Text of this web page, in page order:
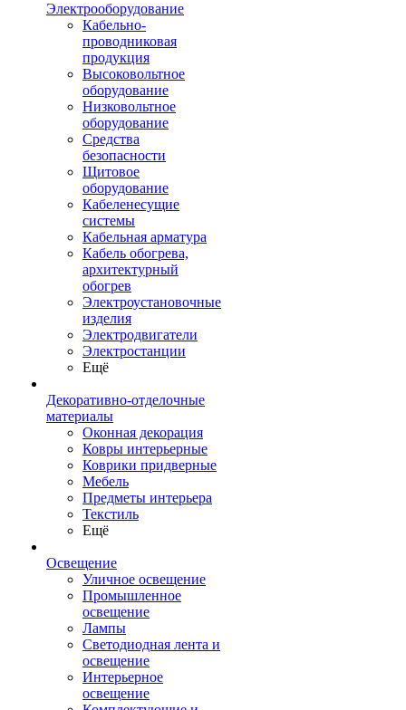
Электрооборудование
Кабельно-
проводниковая
продукция
Высоковольтное
оборудование
Низковольтное
оборудование
Средства
безопасности
Щитовое
оборудование
Кабеленесущие
системы
Кабельная арматура
Кабель обогрева,
архитектурный
обогрев
Электроустановочные
изделия
Электродвигатели
Электростанции
Ещё
Декоративно-отделочные
материалы
Оконная декорация
Ковры интерьерные
Коврики придверные
Мебель
Предметы интерьера
Текстиль
Ещё
Освещение
Уличное освещение
Промышленное
освещение
Лампы
Светодиодная лента и
освещение
Интерьерное
освещение